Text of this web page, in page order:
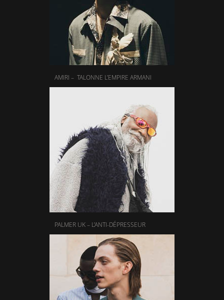
AMIRI – TALONNE L’EMPIRE ARMANI
PALMER UK – L’ANTI-DÉPRESSEUR